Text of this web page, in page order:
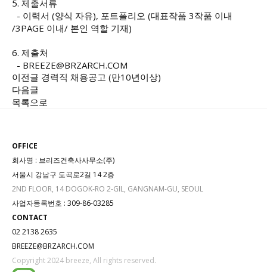
5. 제출서류
- 이력서 (양식 자유), 포트폴리오 (대표작품 3작품 이내
/3PAGE 이내/ 본인 역할 기재)
6. 제출처
- BREEZE@BRZARCH.COM
이전글 경력직 채용공고 (만10년이상)
다음글
목록으로
OFFICE
회사명 : 브리즈건축사사무소(주)
서울시 강남구 도곡로2길 14 2층
2ND FLOOR, 14 DOGOK-RO 2-GIL, GANGNAM-GU, SEOUL
사업자등록번호 : 309-86-03285
CONTACT
02 2138 2635
BREEZE@BRZARCH.COM
Copyright 2024 breeze, All rights reserved.